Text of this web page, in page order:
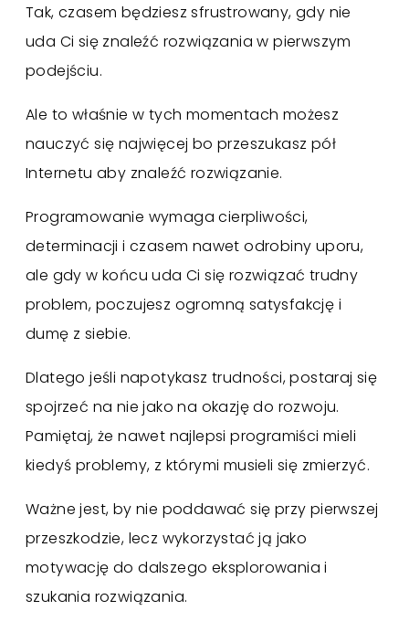
Tak, czasem będziesz sfrustrowany, gdy nie
uda Ci się znaleźć rozwiązania w pierwszym
podejściu.
Ale to właśnie w tych momentach możesz
nauczyć się najwięcej bo przeszukasz pół
Internetu aby znaleźć rozwiązanie.
Programowanie wymaga cierpliwości,
determinacji i czasem nawet odrobiny uporu,
ale gdy w końcu uda Ci się rozwiązać trudny
problem, poczujesz ogromną satysfakcję i
dumę z siebie.
Dlatego jeśli napotykasz trudności, postaraj się
spojrzeć na nie jako na okazję do rozwoju.
Pamiętaj, że nawet najlepsi programiści mieli
kiedyś problemy, z którymi musieli się zmierzyć.
Ważne jest, by nie poddawać się przy pierwszej
przeszkodzie, lecz wykorzystać ją jako
motywację do dalszego eksplorowania i
szukania rozwiązania.